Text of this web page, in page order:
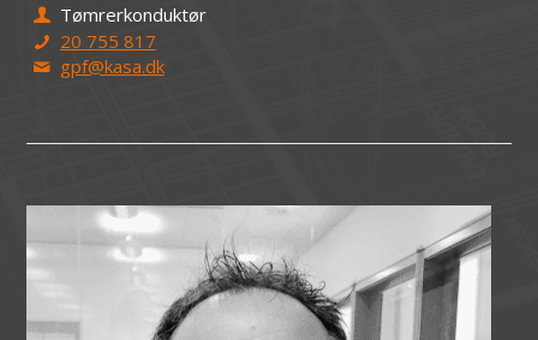
Tømrerkonduktør
20 755 817
gpf@kasa.dk